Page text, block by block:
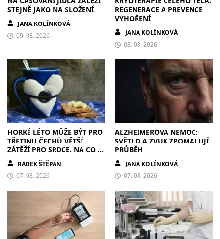
STEJNĚ JAKO NA SLOŽENÍ
JANA KOLÍNKOVÁ
09. 08. 2026
REGENERACE A PREVENCE
VYHOŘENÍ
JANA KOLÍNKOVÁ
08. 08. 2026
HORKÉ LÉTO MŮŽE BÝT PRO
TŘETINU ČECHŮ VĚTŠÍ
ZÁTĚŽÍ PRO SRDCE. NA CO SI
DÁT POZOR?
RADEK ŠTĚPÁN
07. 08. 2026
ALZHEIMEROVA NEMOC:
SVĚTLO A ZVUK ZPOMALUJÍ
PRŮBĚH
JANA KOLÍNKOVÁ
07. 08. 2026